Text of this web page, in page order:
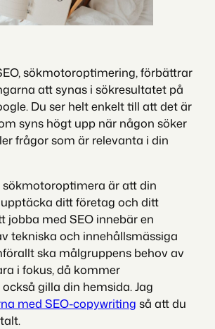
sökmotoroptimering, förbättrar
att synas i sökresultatet på
Du ser helt enkelt till att det är
syns högt upp när någon söker
frågor som är relevanta i din
är att din
ditt företag och ditt
jobba med SEO innebär en
tekniska och innehållsmässiga
ska målgruppens behov av
i fokus, då kommer
gilla din hemsida. Jag
med SEO-copywriting så att du